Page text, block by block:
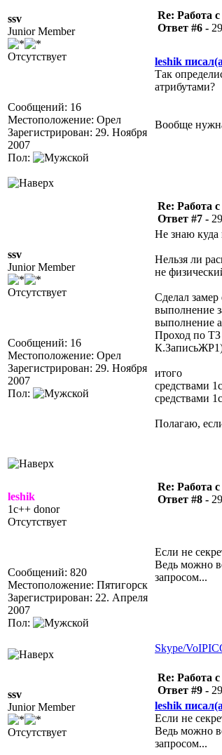
ssv
Junior Member
Отсутствует
Сообщений: 16
Местоположение: Орел
Зарегистрирован: 29. Ноября
2007
Пол:
Re: Работа
Ответ #6 -
leshik
Так
атрибутами?
Вообще
ssv
Junior Member
Отсутствует
Сообщений: 16
Местоположение: Орел
Зарегистрирован: 29. Ноября
2007
Пол:
Re: Работа
Ответ #7 -
Не знаю куда
Нельзя ли
не
Сделал замер
выполнение
выполнение
Проход по ТЗ
итого
средствами
средствами
Полагаю,
leshik
1c++ donor
Отсутствует
Сообщений: 820
Местоположение: Пятигорск
Зарегистрирован: 22. Апреля
2007
Пол:
Re: Работа
Ответ #8 -
Если не
Ведь можно
запросом...
Skype/VoIP
ssv
Junior Member
Отсутствует
Re: Работа
Ответ #9 -
leshik
Если не
Ведь можно
запросом...